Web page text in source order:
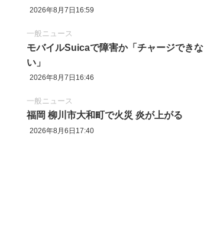
2026年8月7日16:59
一般ニュース
モバイルSuicaで障害か「チャージできな
い」
2026年8月7日16:46
一般ニュース
福岡 柳川市大和町で火災 炎が上がる
2026年8月6日17:40